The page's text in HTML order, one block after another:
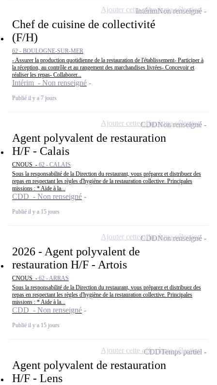
Chef de cuisine de collectivité
(F/H)
62 - BOULOGNE-SUR-MER
- Assurer la production quotidienne de la restauration de l'établissement- Participer à
la réception, au contrôle et au rangement des marchandises livrées- Concevoir et
réaliser les repas- Collaborer...
Intérim - Non renseigné
Publié il y a 7 jours
IntérimNon renseigné
Ajouter cette offre à ma sélection
Agent polyvalent de restauration
H/F - Calais
CNOUS - 62 - CALAIS
Sous la responsabilité de la Direction du restaurant, vous préparez et distribuez des
repas en respectant les règles d'hygiène de la restauration collective. Principales
missions : * Aide à la...
CDD - Non renseigné
Publié il y a 15 jours
CDDNon renseigné
Ajouter cette offre à ma sélection
2026 - Agent polyvalent de
restauration H/F - Artois
CNOUS - 62 - ARRAS
Sous la responsabilité de la Direction du restaurant, vous préparez et distribuez des
repas en respectant les règles d'hygiène de la restauration collective. Principales
missions : * Aide à la...
CDD - Non renseigné
Publié il y a 15 jours
CDDNon renseigné
Ajouter cette offre à ma sélection
Agent polyvalent de restauration
H/F - Lens
CDDTemps partiel
Ajouter cette offre à ma sélection